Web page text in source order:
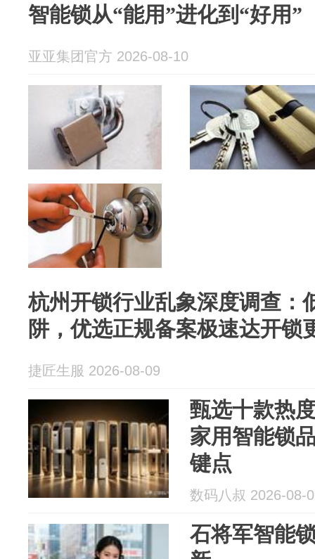
智能锁从“能用”进化到“好用”
亚亚集团官方 2026-08-10
杭州开锁行业乱象深度调查：
阱，优选正规备案极速达开锁
捷匠生服 2026-08-09
甄选十款热
家用智能锁
键点
数码八叔 2026-08-
石将军智能